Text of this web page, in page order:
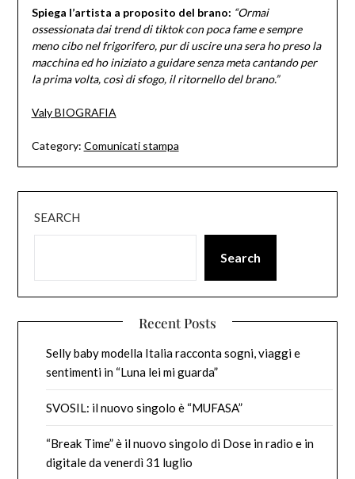
Spiega l’artista a proposito del brano: “Ormai
ossessionata dai trend di tiktok con poca fame e sempre
meno cibo nel frigorifero, pur di uscire una sera ho preso la
macchina ed ho iniziato a guidare senza meta cantando per
la prima volta, così di sfogo, il ritornello del brano.”
Valy BIOGRAFIA
Category: Comunicati stampa
SEARCH
Search
Recent Posts
Selly baby modella Italia racconta sogni, viaggi e
sentimenti in “Luna lei mi guarda”
SVOSIL: il nuovo singolo è “MUFASA”
“Break Time” è il nuovo singolo di Dose in radio e in
digitale da venerdì 31 luglio